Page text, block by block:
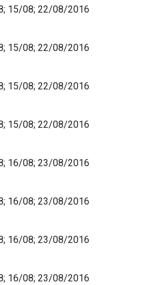
15/08; 22/08/2016
15/08; 22/08/2016
15/08; 22/08/2016
15/08; 22/08/2016
16/08; 23/08/2016
16/08; 23/08/2016
16/08; 23/08/2016
16/08; 23/08/2016